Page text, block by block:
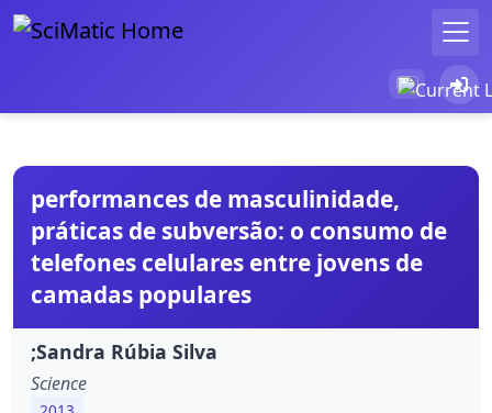
performances de masculinidade,
práticas de subversão: o consumo de
telefones celulares entre jovens de
camadas populares
;Sandra Rúbia Silva
Science